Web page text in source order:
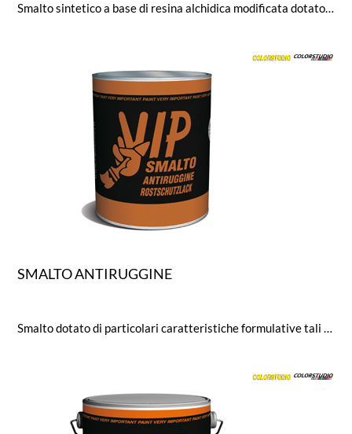
Smalto sintetico a base di resina alchidica modificata dotato di ottima durezza e resistenza meccanica ed agli agentiatmosferici. Particolarmente indicato per uso industriale. Brillantezza (Glossmetro a 60°): brillante = 95, opaco = 20
SMALTO ANTIRUGGINE
Smalto dotato di particolari caratteristiche formulative tali da bloccare il processo di corrosione assicurando al tempo stesso un perfetto aggrappaggio al supporto. Può essere applicato come unico prodotto di fondo e di finitura su ferro senza preventivi trattamenti con fondi antiruggine. Non gocciola e può essere facilmente applicato su superfici verticali.